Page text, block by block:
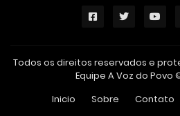
Todos os direitos reservados e
Equipe A Voz do Povo
Inicio
Sobre Contato